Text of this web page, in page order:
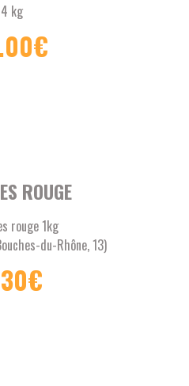
4 kg
€
ROUGE
rouge 1kg
du-Rhône, 13)
€